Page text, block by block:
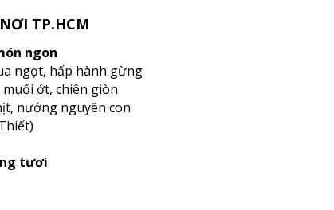
TP.HCM
ngon
ngọt, hấp hành gừng
ớt, chiên giòn
nướng nguyên con
tươi